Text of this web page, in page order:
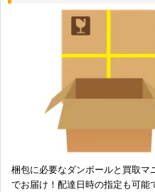
タミヤ 1/24 レプソルフォード エ
ハセガワ 1/24 三菱ランサーエ
1993年 香港 北京ラリー
タミヤ 1/24 メルセデスCLK-
Lunatic 1/24 セリカ GT FOUR
マルイ 1/24 フェラーリ 365GT4
AMT 1/25 CANEPA KENWORTH
梱包に必要なダンボールと買取
でお届け！配達日時の指定も可能